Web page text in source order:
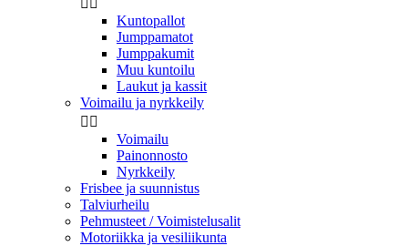
Kuntopallot
Jumppamatot
Jumppakumit
Muu kuntoilu
Laukut ja kassit
Voimailu ja nyrkkeily
 
Voimailu
Painonnosto
Nyrkkeily
Frisbee ja suunnistus
Talviurheilu
Pehmusteet / Voimistelusalit
Motoriikka ja vesiliikunta